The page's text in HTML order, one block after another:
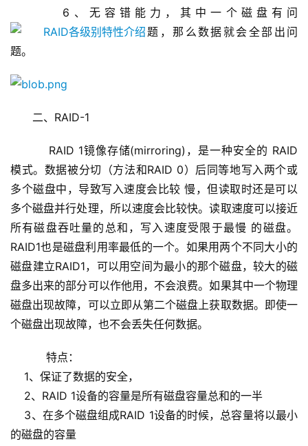
6、无容错能力，其中一个磁盘有问
题，那么数据就会全部出问
题。
二、RAID-1
RAID 1镜像存储(mirroring)，是一种安全的 RAID
模式。数据被分切（方法和RAID 0）后同等地写入两个或
多个磁盘中，导致写入速度会比较 慢，但读取时还是可以
多个磁盘并行处理，所以速度会比较快。读取速度可以接近
所有磁盘吞吐量的总和，写入速度受限于最慢 的磁盘。
RAID1也是磁盘利用率最低的一个。如果用两个不同大小的
磁盘建立RAID1，可以用空间为最小的那个磁盘，较大的磁
盘多出来的部分可以作他用，不会浪费。如果其中一个物理
磁盘出现故障，可以立即从第二个磁盘上获取数据。即使一
个磁盘出现故障，也不会丢失任何数据。
特点：
1、保证了数据的安全，
2、RAID 1设备的容量是所有磁盘容量总和的一半
3、在多个磁盘组成RAID 1设备的时候，总容量将以最小
的磁盘的容量